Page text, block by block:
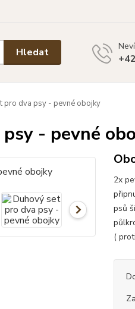
Hledat
pro dva psy - pevné obojky
- pevné
2x
psů
(